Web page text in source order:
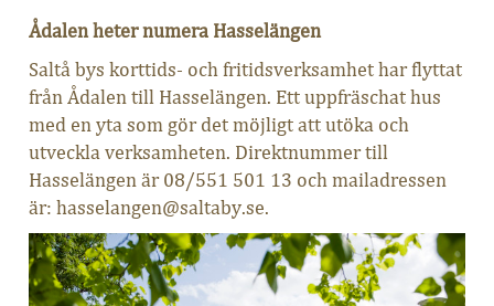
Ådalen heter numera Hasselängen
Saltå bys korttids- och fritidsverksamhet har flyttat
från Ådalen till Hasselängen. Ett uppfräschat hus
med en yta som gör det möjligt att utöka och
utveckla verksamheten. Direktnummer till
Hasselängen är 08/551 501 13 och mailadressen
är: hasselangen@saltaby.se.